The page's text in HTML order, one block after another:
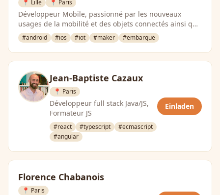
📍 Lille 📍 Paris
Développeur Mobile, passionné par les nouveaux
usages de la mobilité et des objets connectés ainsi que
par la créativité …
#android #ios #iot #maker #embarque
Jean-Baptiste Cazaux
📍 Paris
Développeur full stack Java/JS,
Formateur JS
#react #typescript
#ecmascript
#angular
Einladen
Florence Chabanois
📍 Paris